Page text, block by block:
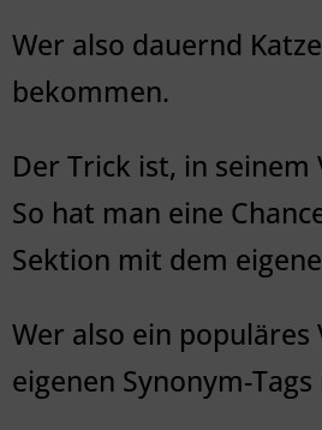
Wer also dauernd
bekommen.
Der Trick ist, in
So hat man eine
Sektion mit dem
Wer also ein
eigenen Synonym-